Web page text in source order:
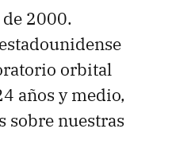
2000.
orbital
años y medio,
sobre nuestras